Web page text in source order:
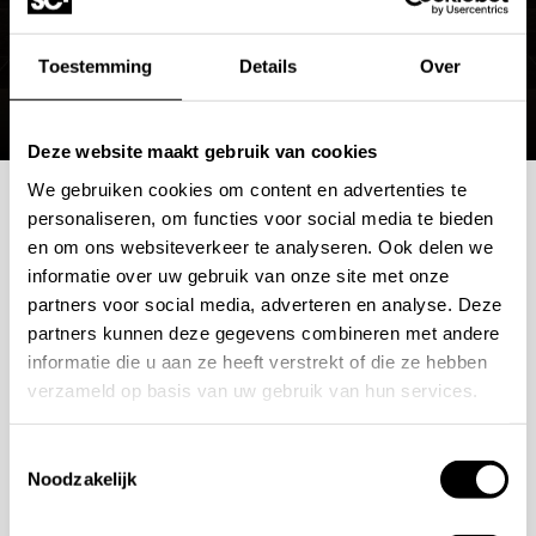
Toestemming Details Over
Deze website maakt gebruik van cookies
We gebruiken cookies om content en advertenties te
personaliseren, om functies voor social media te bieden
en om ons websiteverkeer te analyseren. Ook delen we
informatie over uw gebruik van onze site met onze
partners voor social media, adverteren en analyse. Deze
partners kunnen deze gegevens combineren met andere
informatie die u aan ze heeft verstrekt of die ze hebben
verzameld op basis van uw gebruik van hun services.
Noodzakelijk
Technische Tekening LOP391 (/LOP392) : Zie hier
Ruime keuze in kleuren
DeLinki Loop badrandcombinatie met handdoucheis
verkrijgbaar in een brede selectie afwerkingen.
Hierdoor kan de badkraan mooi worden afgestemd op
wastafelkranen, douchekranen, accessoires en andere
metalen details in de badkamer.
Satin Black
Mogelijkheden
bespreken?
Wilt u ook iedere dag genieten van een luxe badkamer?
Neem contact met ons op voor een intake gesprek.